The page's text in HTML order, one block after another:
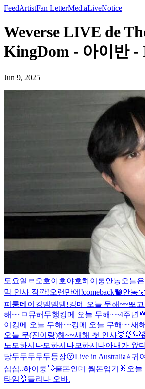
FeedArtistFan LetterMediaLiveNotice
Weverse LIVE de
KingDom - 아이반 -
Jun 9, 2025
토요일ㄹ 오호아호야호하이룽안농오늘
막 인사 잠깐!오랜만에!comeback🐿️안농🌹
피룽데이 킹멤멤멤!킹메 오늘 무해~~뽀
해~~ㅁ 뮤해 무행킹메 오늘 무해~~4주년
이 킹메 오늘 무해~~킹메 오늘 무해~~새
오늘 무(진이랑)해~~새해 첫 인사🦊🐰🐻
노 모하시나모하시나모하시나아내가 왔
당두두두두두등장😗Live in Australia⭐️귀
심심..하이룽👋쿨톤인데 웜톤입기 🐰오늘
타임🐰 들리나 오바.